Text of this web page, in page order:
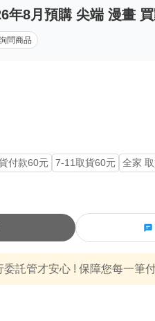
8月預購 尖端 漫畫
問商品
付款60元 7-11取貨60元
全家
委託管才安心 ! 保障您每一筆